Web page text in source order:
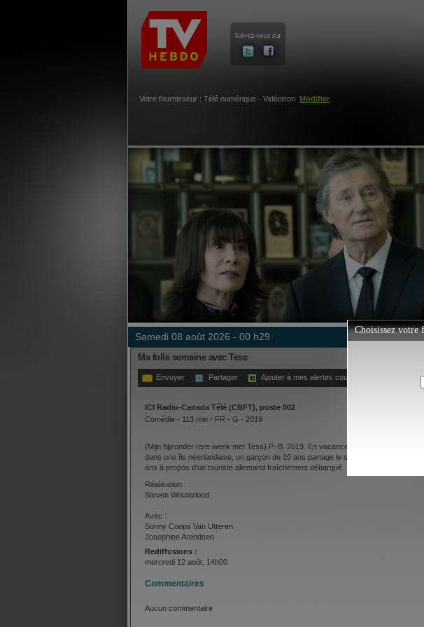
Votre fournisseur : Télé numérique - Vidéotron Modifier
samedi 08 août 2026 - 00 h29
Ma folle semaine avec Tess
Envoyer Partager Ajouter à mes alertes courriel
ICI Radio-Canada Télé (CBFT), poste 002
Comédie - 113 min - FR - G - 2019
(Mijn bijzonder rare week met Tess) P.-B. 2019. En vacances avec ses parents
dans une île néerlandaise, un garçon de 10 ans partage le secret d'une fillette de 12
ans à propos d'un touriste allemand fraîchement débarqué.
Réalisation :
Steven Wouterlood
Avec :
Sonny Coops Van Utteren
Josephine Arendsen
Tjebbo Gerritsma
Rediffusions :
mercredi 12 août, 14h00
Commentaires
Aucun commentaire